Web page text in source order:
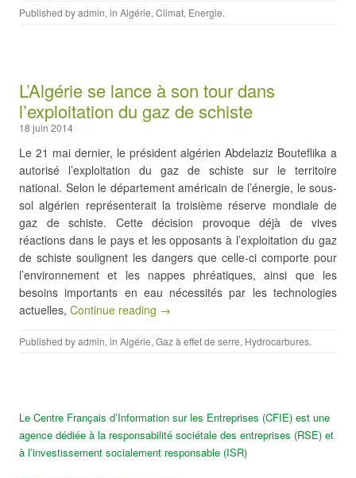
Published byadmin, in Algérie, Climat, Energie.
L’Algérie se lance à son tour dans
l’exploitation du gaz de schiste
18 juin 2014
Le 21 mai dernier, le président algérien Abdelaziz Bouteflika a
autorisé l’exploitation du gaz de schiste sur le territoire
national. Selon le département américain de l’énergie, le sous-
sol algérien représenterait la troisième réserve mondiale de
gaz de schiste. Cette décision provoque déjà de vives
réactions dans le pays et les opposants à l’exploitation du gaz
de schiste soulignent les dangers que celle-ci comporte pour
l’environnement et les nappes phréatiques, ainsi que les
besoins importants en eau nécessités par les technologies
actuelles, Continue reading →
Published byadmin, in Algérie, Gaz à effet de serre, Hydrocarbures.
Le Centre Français d’Information sur les Entreprises (CFIE) est une
agence dédiée à la responsabilité sociétale des entreprises (RSE) et
à l’investissement socialement responsable (ISR)